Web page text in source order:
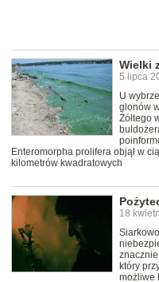
Wielki
5 lipca
U
glonów
Żółtego
Enteromorpha prolifera objął w
kilometrów kwadratowych
18
który
możliwe